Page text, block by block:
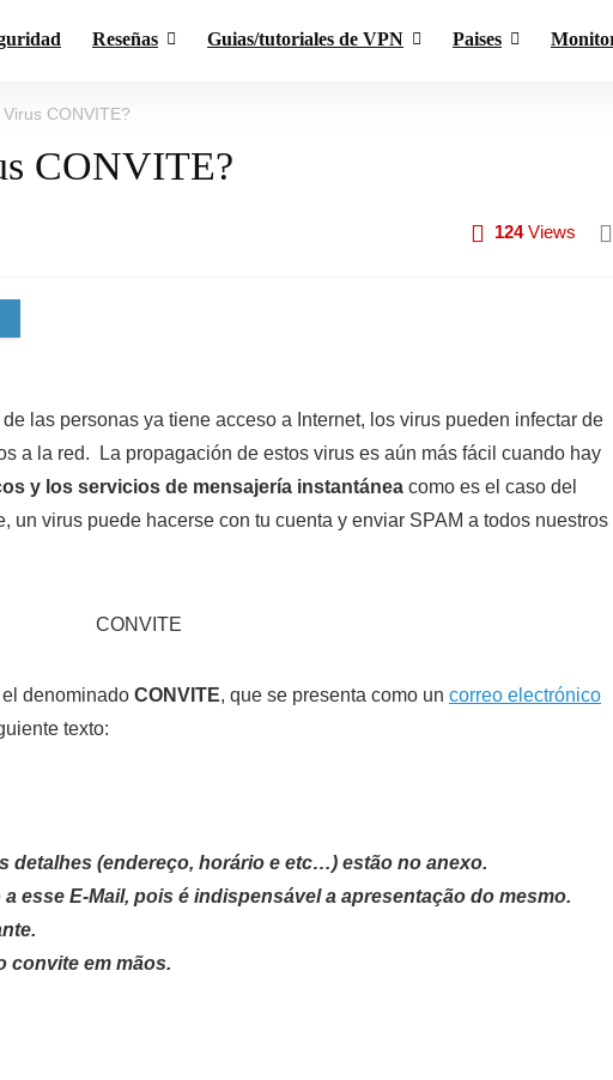
Reseñas Guias/tutoriales de VPN Paises
CONVITE?
CONVITE?
124Views
las personas ya tiene acceso a Internet, los virus pueden infectar de
a la red. La propagación de estos virus es aún más fácil cuando hay
y los servicios de mensajería instantánea como es el caso del
un virus puede hacerse con tu cuenta y enviar SPAM a todos nuestros
denominado CONVITE, que se presenta como un correo electrónico
texto:
detalhes (endereço, horário e etc…) estão no anexo.
esse E-Mail, pois é indispensável a apresentação do mesmo.
convite em mãos.